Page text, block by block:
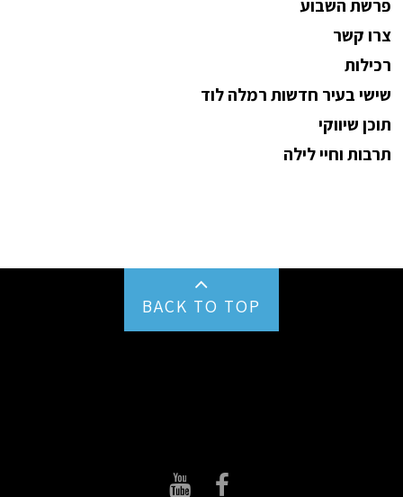
פרשת השבוע
צרו קשר
רכילות
שישי בעיר חדשות רמלה לוד
תוכן שיווקי
תרבות וחיי לילה
BACK TO TOP